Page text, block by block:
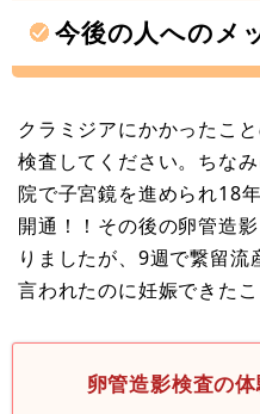
今後の人へのメ
クラミジアにかかったこ
検査してください。ちな
院で子宮鏡を進められ18
開通！！その後の卵管造
りましたが、9週で繋留
言われたのに妊娠できた
卵管造影検査の